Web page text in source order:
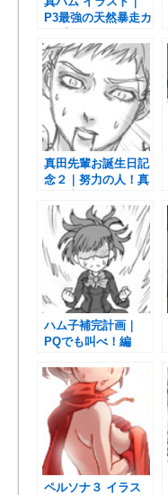
P3最強の天然暴走カ
真田先輩お誕生日記
念２｜努力の人！真
ハム子補完計画｜
PQでも叫べ！編
ペルソナ３ イラス